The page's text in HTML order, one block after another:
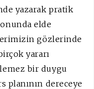
yazarak pratik
elde
gözlerinde
yararı
bir duygu
planının dereceye